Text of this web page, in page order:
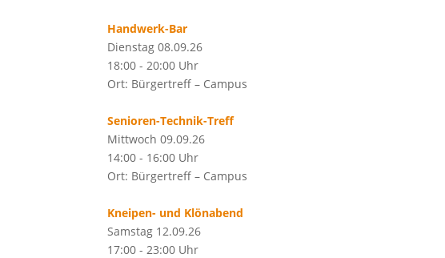
Handwerk-Bar
Dienstag 08.09.26
18:00 - 20:00 Uhr
Ort: Bürgertreff – Campus
Senioren-Technik-Treff
Mittwoch 09.09.26
14:00 - 16:00 Uhr
Ort: Bürgertreff – Campus
Kneipen- und Klönabend
Samstag 12.09.26
17:00 - 23:00 Uhr